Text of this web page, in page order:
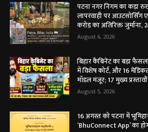
पटना नगर निगम का कड़ा
लापरवाही पर आउटसोर्सिंग
करोड़ का अतिरिक्त जुर्माना,
August 6, 2026
बिहार कैबिनेट का बड़ा
में विशेष कोर्ट, और 16
मॉडल मंजूर; 17 मुख्य
August 5, 2026
16 अगस्त को पटना में
‘BhuConnect App’ का